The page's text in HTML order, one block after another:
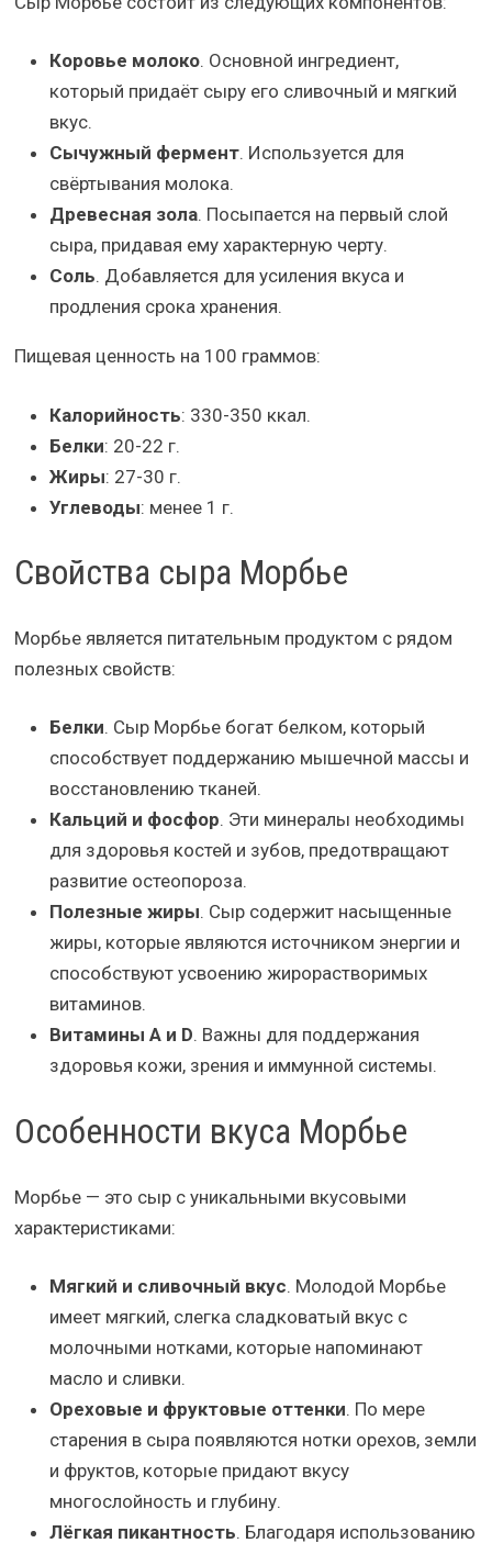
Коровье молоко. Основной ингредиент,
который придаёт сыру его сливочный и мягкий
вкус.
Сычужный фермент. Используется для
свёртывания молока.
Древесная зола. Посыпается на первый слой
сыра, придавая ему характерную черту.
Соль. Добавляется для усиления вкуса и
продления срока хранения.
Пищевая ценность на 100 граммов:
Калорийность: 330-350 ккал.
Белки: 20-22 г.
Жиры: 27-30 г.
Углеводы: менее 1 г.
Свойства сыра Морбье
Морбье является питательным продуктом с рядом
полезных свойств:
Белки. Сыр Морбье богат белком, который
способствует поддержанию мышечной массы и
восстановлению тканей.
Кальций и фосфор. Эти минералы необходимы
для здоровья костей и зубов, предотвращают
развитие остеопороза.
Полезные жиры. Сыр содержит насыщенные
жиры, которые являются источником энергии и
способствуют усвоению жирорастворимых
витаминов.
Витамины A и D. Важны для поддержания
здоровья кожи, зрения и иммунной системы.
Особенности вкуса Морбье
Морбье — это сыр с уникальными вкусовыми
характеристиками:
Мягкий и сливочный вкус. Молодой Морбье
имеет мягкий, слегка сладковатый вкус с
молочными нотками, которые напоминают
масло и сливки.
Ореховые и фруктовые оттенки. По мере
старения в сыра появляются нотки орехов, земли
и фруктов, которые придают вкусу
многослойность и глубину.
Лёгкая пикантность. Благодаря использованию